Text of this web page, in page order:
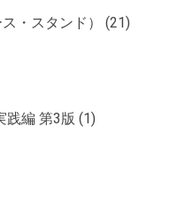
・スタンド）
(21)
践編 第3版 (1)